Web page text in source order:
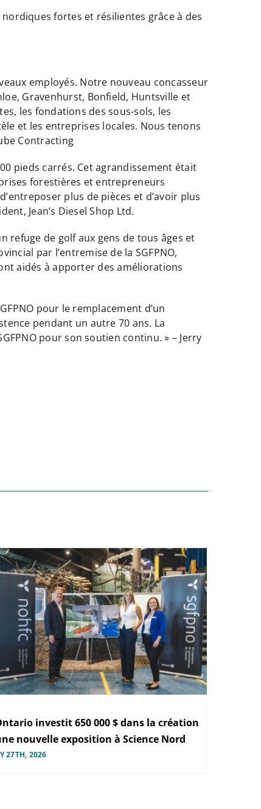
fortes et résilientes grâce à des
employés. Notre nouveau concasseur
Gravenhurst, Bonfield, Huntsville et
les fondations des sous-sols, les
et les entreprises locales. Nous tenons
Contracting
pieds carrés. Cet agrandissement était
forestières et entrepreneurs
plus de pièces et d’avoir plus
Jean’s Diesel Shop Ltd.
refuge de golf aux gens de tous âges et
par l’entremise de la SGFPNO,
aidés à apporter des améliorations
pour le remplacement d’un
pendant un autre 70 ans. La
pour son soutien continu. » – Jerry
investit 650 000 $ dans la création
nouvelle exposition à Science Nord
27TH, 2026